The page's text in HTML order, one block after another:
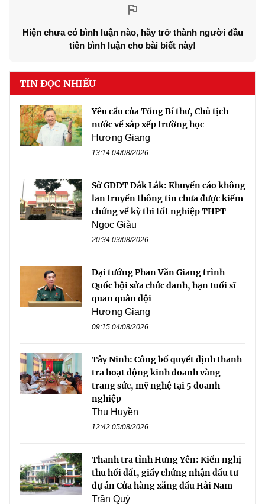
Hiện chưa có bình luận nào, hãy trở thành người đầu
tiên bình luận cho bài biết này!
TIN ĐỌC NHIỀU
Yêu cầu của Tổng Bí thư, Chủ tịch
nước về sắp xếp trường học
Hương Giang
13:14 04/08/2026
Sở GDĐT Đắk Lắk: Khuyến cáo không
lan truyền thông tin chưa được kiểm
chứng về kỳ thi tốt nghiệp THPT
Ngọc Giàu
20:34 03/08/2026
Đại tướng Phan Văn Giang trình
Quốc hội sửa chức danh, hạn tuổi sĩ
quan quân đội
Hương Giang
09:15 04/08/2026
Tây Ninh: Công bố quyết định thanh
tra hoạt động kinh doanh vàng
trang sức, mỹ nghệ tại 5 doanh
nghiệp
Thu Huyền
12:42 05/08/2026
Thanh tra tỉnh Hưng Yên: Kiến nghị
thu hồi đất, giấy chứng nhận đầu tư
dự án Cửa hàng xăng dầu Hải Nam
Trần Quý